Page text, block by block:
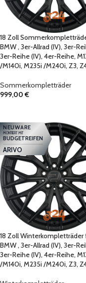
18 Zoll
BMW , 3er-Allrad (IV), 3er-
3er-Reihe (IV), 4er-Reihe,
/M140i, M235i /M240i, Z3,
Sommerkompletträder
999,00€
NEUWARE
MONTIERT MIT
BUDGETREIFEN
ARIVO
18 Zoll Winterkompletträder
BMW , 3er-Allrad (IV), 3er-
3er-Reihe (IV), 4er-Reihe,
/M140i, M235i /M240i, Z3,